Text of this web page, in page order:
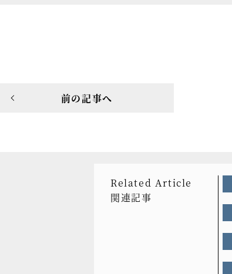
前の記事へ
Related Article
関連記事